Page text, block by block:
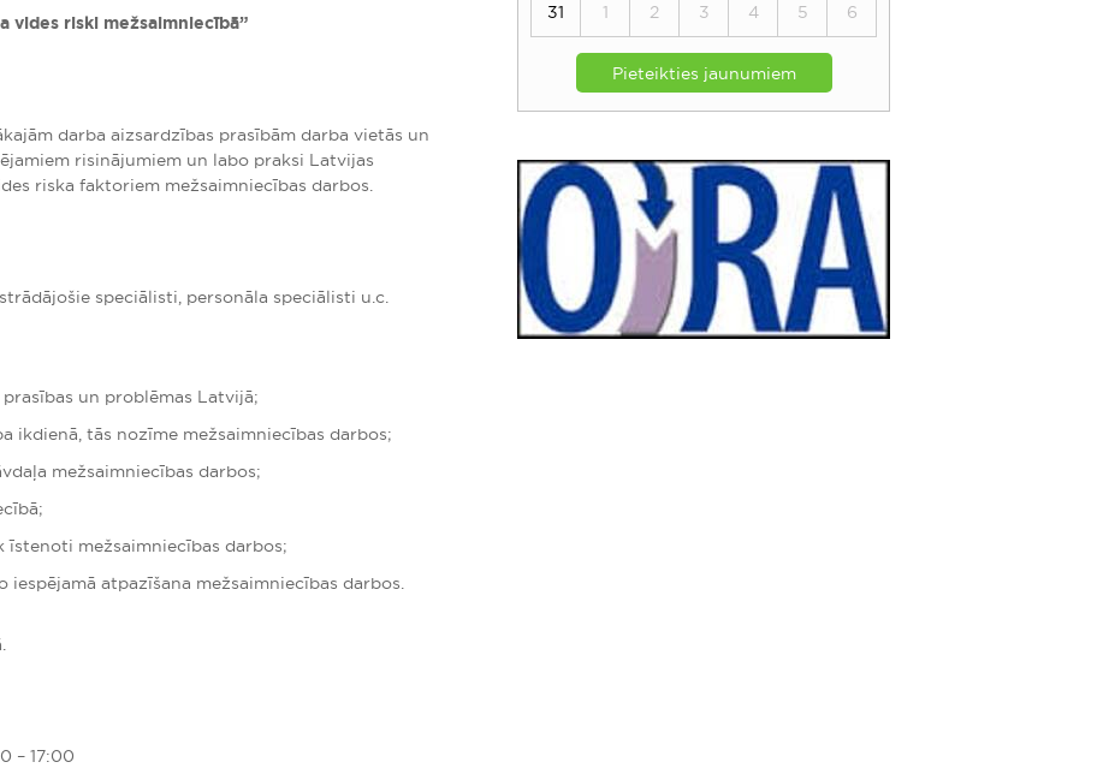
vides riski mežsaimniecībā”
darba aizsardzības prasībām darba vietās un
risinājumiem un labo praksi Latvijas
riska faktoriem mežsaimniecības darbos.
speciālisti, personāla speciālisti u.c.
un problēmas Latvijā;
ikdienā, tās nozīme mežsaimniecības darbos;
mežsaimniecības darbos;
īstenoti mežsaimniecības darbos;
atpazīšana mežsaimniecības darbos.
– 17:00
31 1 2 3 4 5 6
Pieteikties jaunumiem